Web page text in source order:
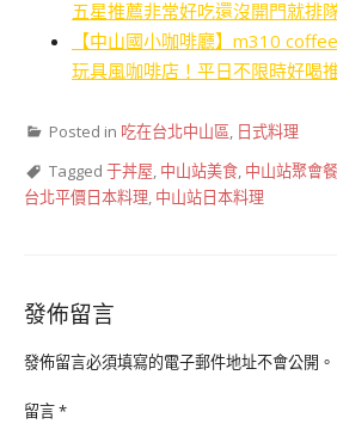
五星推薦非常好吃還沒開門就排
【中山國小咖啡廳】m310
玩具風咖啡店！平日不限時好喝
Posted in 吃在台北中山區 日式料理
Tagged 于丼屋 中山站美食 中山站聚會
台北平價日本料理 中山站日本料理
發佈留言
發佈留言必須填寫的電子郵件地址不會公開。
留言*